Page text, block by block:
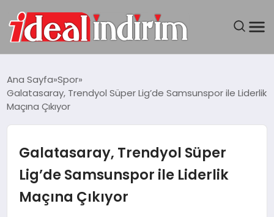
BILGISAYAR
TEKNOLOJI
Ana Sayfa Spor
Galatasaray, Trendyol Süper Lig’de Samsunspor ile Liderlik
Maçına Çıkıyor
Galatasaray, Trendyol Süper
Lig’de Samsunspor ile Liderlik
Maçına Çıkıyor